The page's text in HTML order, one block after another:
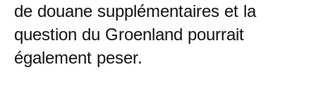
de douane supplémentaires et la
question du Groenland pourrait
également peser.